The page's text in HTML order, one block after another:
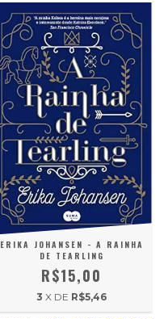
ERIKA JOHANSEN - A RAINHA
DE TEARLING
R$15,00
3 X DE R$5,46